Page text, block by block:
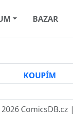
BAZAR
KOUPÍM
ComicsDB.cz |